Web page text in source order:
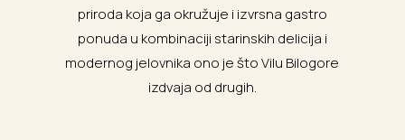
priroda koja ga okružuje i izvrsna gastro
ponuda u kombinaciji starinskih delicija i
modernog jelovnika ono je što Vilu Bilogore
izdvaja od drugih.